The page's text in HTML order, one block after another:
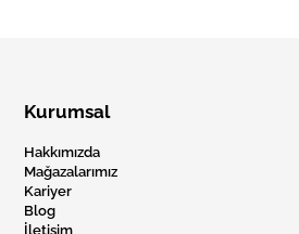
Kurumsal
Hakkımızda
Mağazalarımız
Kariyer
Blog
İletişim